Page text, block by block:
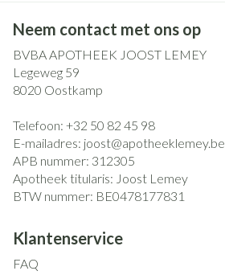
Neem contact met ons op
BVBA APOTHEEK JOOST LEMEY
Legeweg 59
8020 Oostkamp
Telefoon: +32 50 82 45 98
E-mailadres: joost@apotheeklemey.be
APB nummer: 312305
Apotheek titularis: Joost Lemey
BTW nummer: BE0478177831
Klantenservice
FAQ